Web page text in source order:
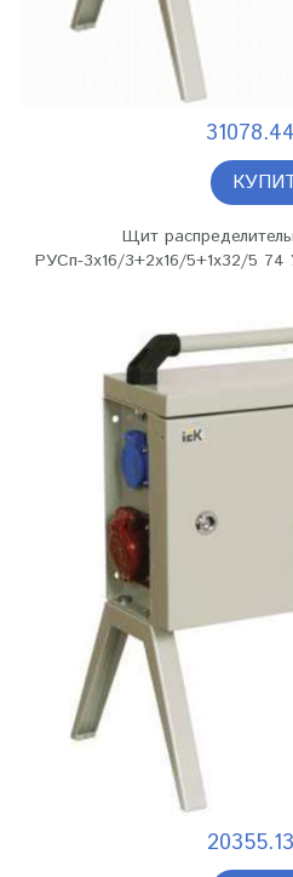
Щит
РУСп-3х16/3+2х16/5+1х32/5